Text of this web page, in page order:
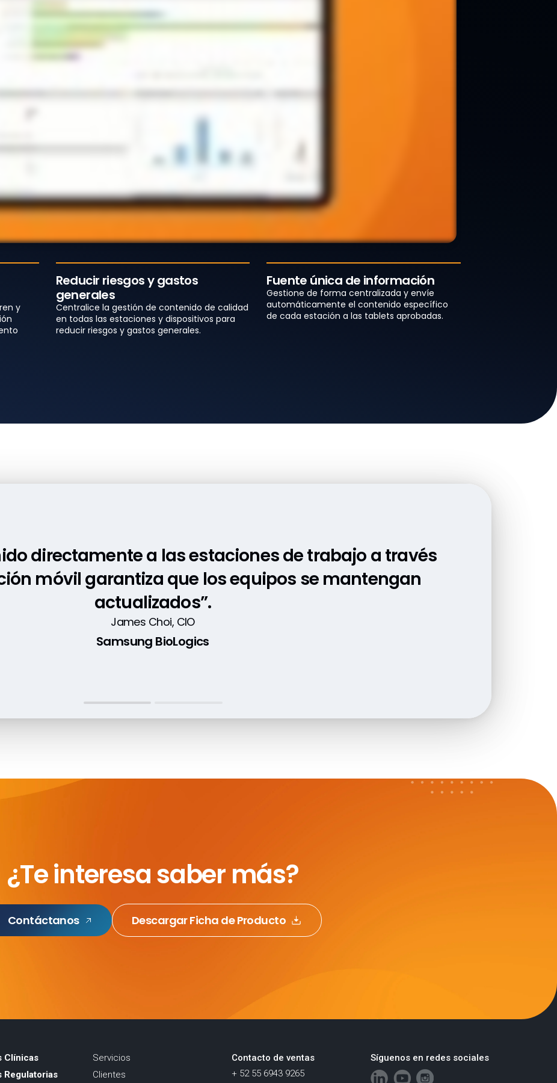
y
Reducir riesgos y gastos
generales
Centralice la gestión de contenido de calidad
en todas las estaciones y dispositivos para
reducir riesgos y gastos generales.
Fuente única de información
Gestione de forma centralizada y envíe
automáticamente el contenido específico
de cada estación a las tablets aprobadas.
directamente a las estaciones de trabajo a través
móvil garantiza que los equipos se mantengan
actualizados”.
James Choi, CIO
Samsung BioLogics
Veeva Station Manager ha generado mejoras
en la integridad de los datos, la reducción de las
desviaciones y la sostenibilidad”.
Áine Fitzpatrick Drohan, Quality Vault Business Owner
Haleon
¿Te interesa saber más?
Contáctanos Descargar Ficha de Producto
Clínicas
Regulatorias
Servicios
Clientes
Contacto de ventas
+ 52 55 6943 9265
Síguenos en redes sociales